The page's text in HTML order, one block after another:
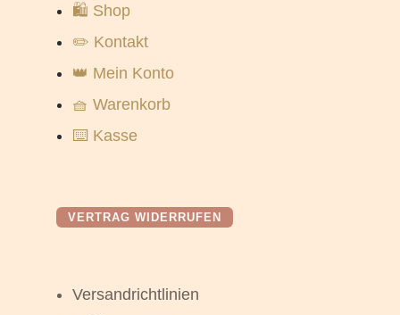
🛍️ Shop
✏️ Kontakt
👑 Mein Konto
🧺 Warenkorb
⌨️ Kasse
VERTRAG WIDERRUFEN
Versandrichtlinien